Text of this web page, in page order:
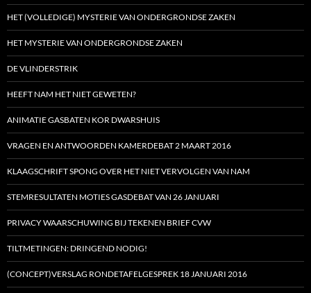
HET (VOLLEDIGE) MYSTERIE VAN ONDERGRONDSE ZAKEN
HET MYSTERIE VAN ONDERGRONDSE ZAKEN
DE VLINDERSTRIK
HEEFT NAM HET NIET GEWETEN?
ANIMATIE GASBATEN KOR DWARSHUIS
VRAGEN EN ANTWOORDEN KAMERDEBAT 2 MAART 2016
KLAAGSCHRIFT SPONG OVER HET NIET VERVOLGEN VAN NAM
STEMRESULTATEN MOTIES GASDEBAT VAN 26 JANUARI
PRIVACY WAARSCHUWING BIJ TEKENEN BRIEF CVW
TILTMETINGEN: DRINGEND NODIG!
(CONCEPT)VERSLAG RONDETAFELGESPREK 18 JANUARI 2016